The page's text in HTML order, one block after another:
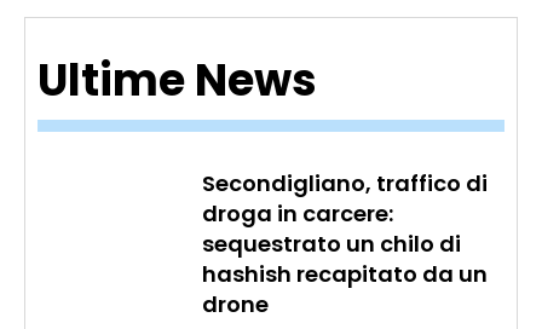
Ultime News
Secondigliano, traffico di
droga in carcere:
sequestrato un chilo di
hashish recapitato da un
drone